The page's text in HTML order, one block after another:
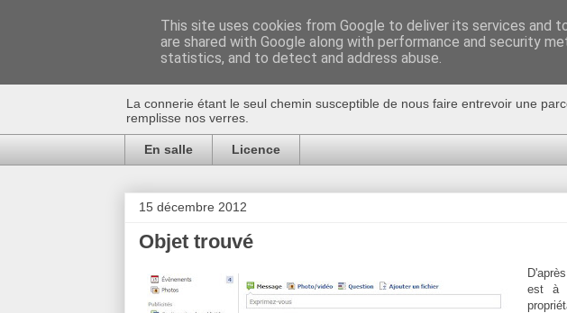
Au bistro !
La connerie étant le seul chemin susceptible de nous faire entrevoir une
remplisse nos verres.
En salle Licence
15 décembre 2012
Objet trouvé
est à
This site uses cookies from Google to deliver its services and
are shared with Google along with performance and security
statistics, and to detect and address abuse.